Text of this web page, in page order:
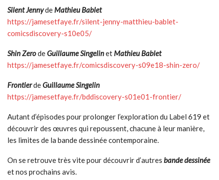
Silent JennydeMathieu Bablet
https://jamesetfaye.fr/silent-jenny-matthieu-bablet-
comicsdiscovery-s10e05/
Shin ZerodeGuillaume SingelinetMathieu Bablet
https://jamesetfaye.fr/comicsdiscovery-s09e18-shin-zero/
FrontierdeGuillaume Singelin
https://jamesetfaye.fr/bddiscovery-s01e01-frontier/
Autant d’épisodes pour prolonger l’exploration du Label 619 et
découvrir des œuvres qui repoussent, chacune à leur manière,
les limites de la bande dessinée contemporaine.
On se retrouve très vite pour découvrir d’autres bande dessinée
et nos prochains avis.